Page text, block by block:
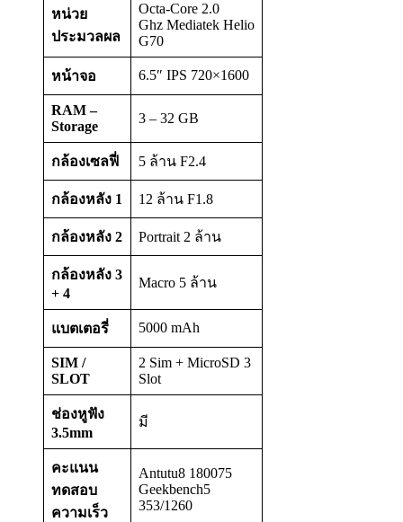
หน่วย
ประมวลผล
Octa-Core 2.0
Ghz Mediatek Helio
G70
หน้าจอ 6.5″ IPS 720×1600
RAM –
Storage
3 – 32 GB
กล้องเซลฟี่ 5 ล้าน F2.4
กล้องหลัง 1 12 ล้าน F1.8
กล้องหลัง 2 Portrait 2 ล้าน
กล้องหลัง 3
+ 4
Macro 5 ล้าน
แบตเตอรี่ 5000 mAh
SIM /
SLOT
2 Sim + MicroSD 3
Slot
ช่องหูฟัง
3.5mm
มี
คะแนน
ทดสอบ
ความเร็ว
Antutu8 180075
Geekbench5
353/1260